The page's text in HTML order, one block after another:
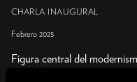
CHARLA INAUGURAL
Febrero 2025
Figura central del